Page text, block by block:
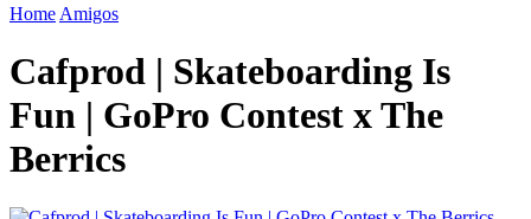
Home Amigos
Cafprod | Skateboarding Is
Fun | GoPro Contest x The
Berrics